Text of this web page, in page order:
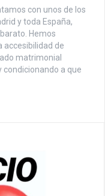
con unos de los
y toda España,
Hemos
accesibilidad de
matrimonial
condicionando a que